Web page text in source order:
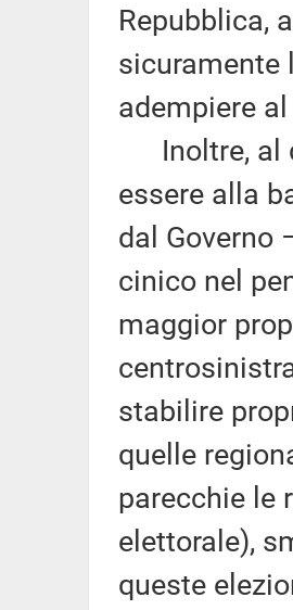
Repubblica,
adempiere
Inoltre, al
essere alla
dal Governo
cinico nel
maggior
stabilire
quelle
parecchie le
elettorale),
queste